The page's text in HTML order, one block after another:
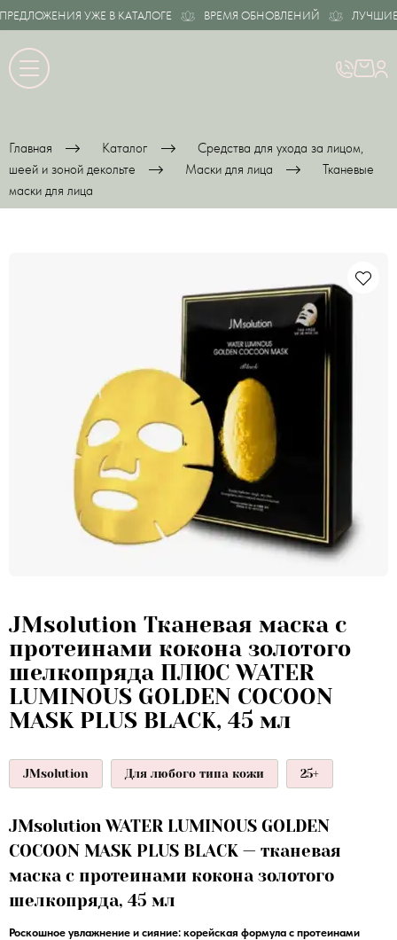
УЖЕ В КАТАЛОГЕ ВРЕМЯ ОБНОВЛЕНИЙ ЛУЧШИЕ
Главная Каталог
Средства для ухода за лицом,
шеей и зоной декольте
Маски для лица
Тканевые
маски для лица
JMsolution Тканевая маска с
протеинами кокона золотого
шелкопряда ПЛЮС WATER
LUMINOUS GOLDEN COCOON
MASK PLUS BLACK, 45 мл
JMsolution Для любого типа кожи 25+
JMsolution WATER LUMINOUS GOLDEN
COCOON MASK PLUS BLACK — тканевая
маска с протеинами кокона золотого
шелкопряда, 45 мл
Роскошное увлажнение и сияние: корейская формула с протеинами